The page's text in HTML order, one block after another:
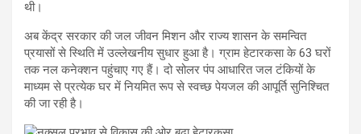
थी।
अब केंद्र सरकार की जल जीवन मिशन और राज्य शासन के समन्वित
प्रयासों से स्थिति में उल्लेखनीय सुधार हुआ है। ग्राम हेटारकसा के 63 घरों
तक नल कनेक्शन पहुंचाए गए हैं। दो सोलर पंप आधारित जल टंकियों के
माध्यम से प्रत्येक घर में नियमित रूप से स्वच्छ पेयजल की आपूर्ति सुनिश्चित
की जा रही है।